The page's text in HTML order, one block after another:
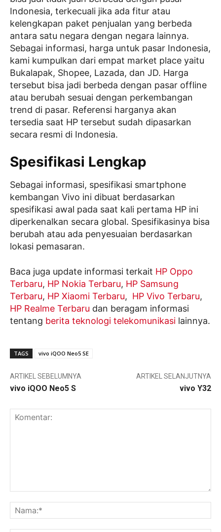
Indonesia, terkecuali jika ada fitur atau
kelengkapan paket penjualan yang berbeda
antara satu negara dengan negara lainnya.
Sebagai informasi, harga untuk pasar Indonesia,
kami kumpulkan dari empat market place yaitu
Bukalapak, Shopee, Lazada, dan JD. Harga
tersebut bisa jadi berbeda dengan pasar offline
atau berubah sesuai dengan perkembangan
trend di pasar. Referensi harganya akan
tersedia saat HP tersebut sudah dipasarkan
secara resmi di Indonesia.
Spesifikasi Lengkap
Sebagai informasi, spesifikasi smartphone
kembangan Vivo ini dibuat berdasarkan
spesifikasi awal pada saat kali pertama HP ini
diperkenalkan secara global. Spesifikasinya bisa
berubah atau ada penyesuaian berdasarkan
lokasi pemasaran.
Baca juga update informasi terkait HP Oppo
Terbaru, HP Nokia Terbaru, HP Samsung
Terbaru, HP Xiaomi Terbaru, HP Vivo Terbaru,
HP Realme Terbaru dan beragam informasi
tentang berita teknologi telekomunikasi lainnya.
TAGS vivo iQOO Neo5 SE
ARTIKEL SEBELUMNYA
vivo iQOO Neo5 S
ARTIKEL SELANJUTNYA
vivo Y32